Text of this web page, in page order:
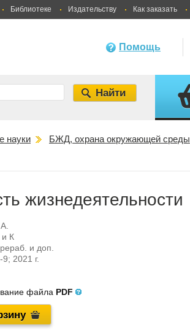
Библиотеке Издательству Как заказать
Помощь
науки
БЖД, охрана окружающей среды
жизнедеятельности
и К
и доп.
9; 2021 г.
файла PDF